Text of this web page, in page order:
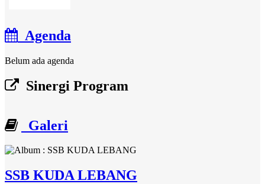
Agenda
Belum ada agenda
Sinergi Program
Galeri
SSB KUDA LEBANG